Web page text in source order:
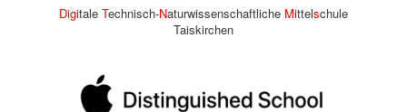
Digitale Technisch-Naturwissenschaftliche Mittelschule
Taiskirchen